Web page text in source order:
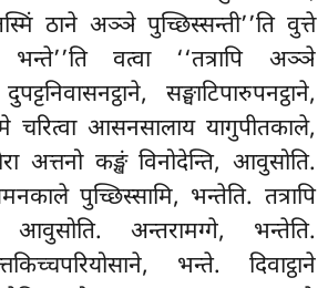
ठाने अञ्ञे पुच्छिस्सन्ती’’ति वुत्ते
भन्ते’’ति वत्वा ‘‘तत्रापि अञ्ञे
सङ्घाटिपारुपनट्ठाने,
चरित्वा आसनसालाय यागुपीतकाले,
अत्तनो कङ्खं विनोदेन्ति, आवुसोति.
पुच्छिस्सामि, भन्तेति. तत्रापि
अन्तरामग्गे, भन्तेति.
भन्ते. दिवाट्ठाने